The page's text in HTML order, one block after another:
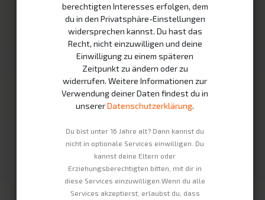
Unsere Produkte
Swobee Station
Infrastruktur
Partner
Wie es funktioniert
Nachhaltigkeit
Unternehmen Rechtliches
Datenschutzerklärung
AGBs
Widerrufsbelehrung
berechtigten Interesses erfolgen, dem
du in den Privatsphäre-Einstellungen
widersprechen kannst. Du hast das
Recht, nicht einzuwilligen und deine
Einwilligung zu einem späteren
Zeitpunkt zu ändern oder zu
widerrufen. Weitere Informationen zur
Verwendung deiner Daten findest du in
unsererDatenschutzerklärung.
Du bist unter 16 Jahre alt? Dann kannst du
nicht in optionale Services einwilligen. Du
kannst deine Eltern oder
Erziehungsberechtigten bitten, mit dir in
diese Services einzuwilligen.Wenn du alle
Services akzeptierst, erlaubst du, dass